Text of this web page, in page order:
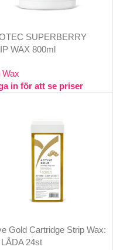
SUPERBERRY
WAX 800ml
Wax
in för att se priser
Gold Cartridge Strip Wax:
24st